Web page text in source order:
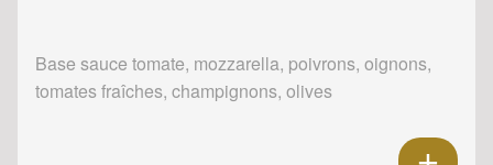
Base sauce tomate, mozzarella, poivrons, oignons,
tomates fraîches, champignons, olives